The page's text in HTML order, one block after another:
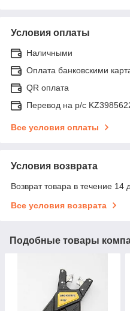
Условия оплаты
Наличными
Оплата банковскими
QR оплата
Перевод на р/с
Все условия оплаты
Условия возврата
Возврат товара в течение 14
Все условия возврата
Подобные товары